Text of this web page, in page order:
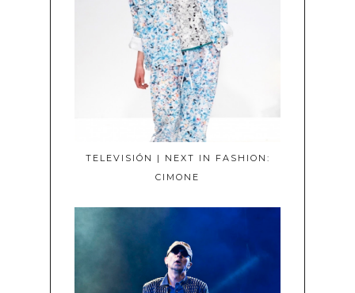
TELEVISIÓN | NEXT IN FASHION:
CIMONE